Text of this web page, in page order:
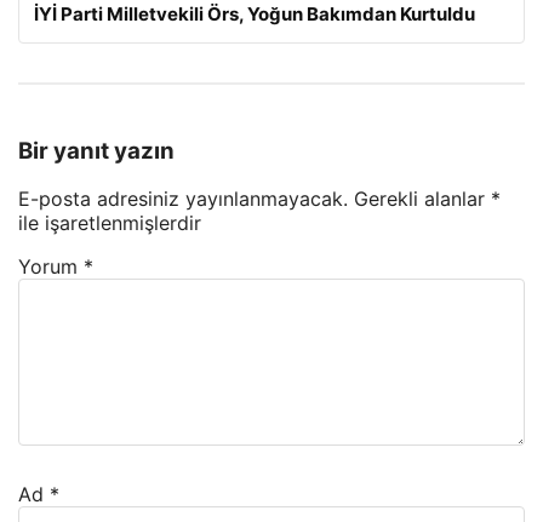
İYİ Parti Milletvekili Örs, Yoğun Bakımdan Kurtuldu
Bir yanıt yazın
E-posta adresiniz yayınlanmayacak. Gerekli alanlar *
ile işaretlenmişlerdir
Yorum *
Ad *